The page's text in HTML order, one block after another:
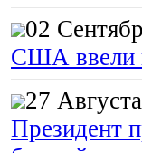
02
США ввели
27
Президент